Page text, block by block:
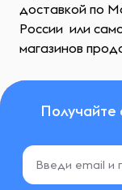
доставкой по
России или
магазинов
Получайте